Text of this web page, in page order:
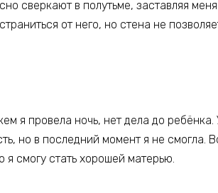
сверкают в полутьме, заставляя меня
от него, но стена не
я провела ночь, нет дела до
но в последний момент я не смогла.
я смогу стать хорошей матерью.